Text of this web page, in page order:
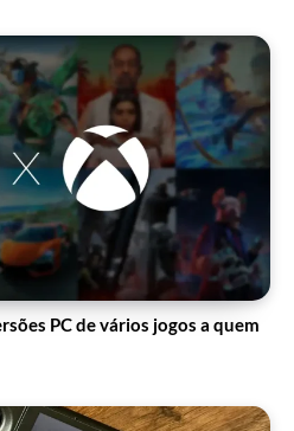
PC de vários jogos a quem